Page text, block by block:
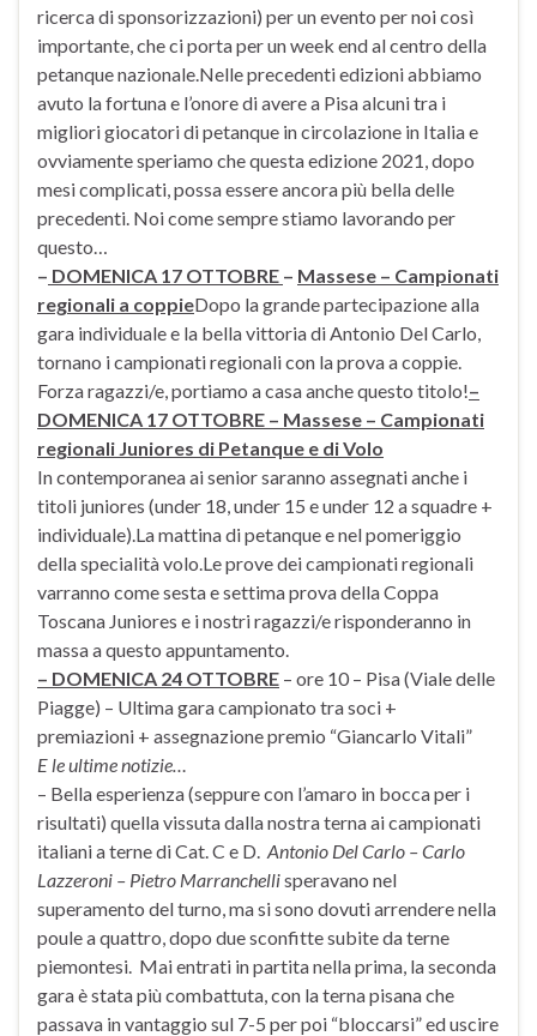
ricerca di sponsorizzazioni) per un evento per noi così
importante, che ci porta per un week end al centro della
petanque nazionale.Nelle precedenti edizioni abbiamo
avuto la fortuna e l’onore di avere a Pisa alcuni tra i
migliori giocatori di petanque in circolazione in Italia e
ovviamente speriamo che questa edizione 2021, dopo
mesi complicati, possa essere ancora più bella delle
precedenti. Noi come sempre stiamo lavorando per
questo…
– DOMENICA 17 OTTOBRE – Massese – Campionati
regionali a coppieDopo la grande partecipazione alla
gara individuale e la bella vittoria di Antonio Del Carlo,
tornano i campionati regionali con la prova a coppie.
Forza ragazzi/e, portiamo a casa anche questo titolo!–
DOMENICA 17 OTTOBRE – Massese – Campionati
regionali Juniores di Petanque e di Volo
In contemporanea ai senior saranno assegnati anche i
titoli juniores (under 18, under 15 e under 12 a squadre +
individuale).La mattina di petanque e nel pomeriggio
della specialità volo.Le prove dei campionati regionali
varranno come sesta e settima prova della Coppa
Toscana Juniores e i nostri ragazzi/e risponderanno in
massa a questo appuntamento.
– DOMENICA 24 OTTOBRE – ore 10 – Pisa (Viale delle
Piagge) – Ultima gara campionato tra soci +
premiazioni + assegnazione premio “Giancarlo Vitali”
E le ultime notizie…
– Bella esperienza (seppure con l’amaro in bocca per i
risultati) quella vissuta dalla nostra terna ai campionati
italiani a terne di Cat. C e D. Antonio Del Carlo – Carlo
Lazzeroni – Pietro Marranchellisperavano nel
superamento del turno, ma si sono dovuti arrendere nella
poule a quattro, dopo due sconfitte subite da terne
piemontesi. Mai entrati in partita nella prima, la seconda
gara è stata più combattuta, con la terna pisana che
passava in vantaggio sul 7-5 per poi “bloccarsi” ed uscire